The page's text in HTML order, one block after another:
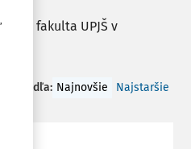
fakulta UPJŠ v
podľa: Najnovšie Najstaršie